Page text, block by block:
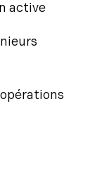
active